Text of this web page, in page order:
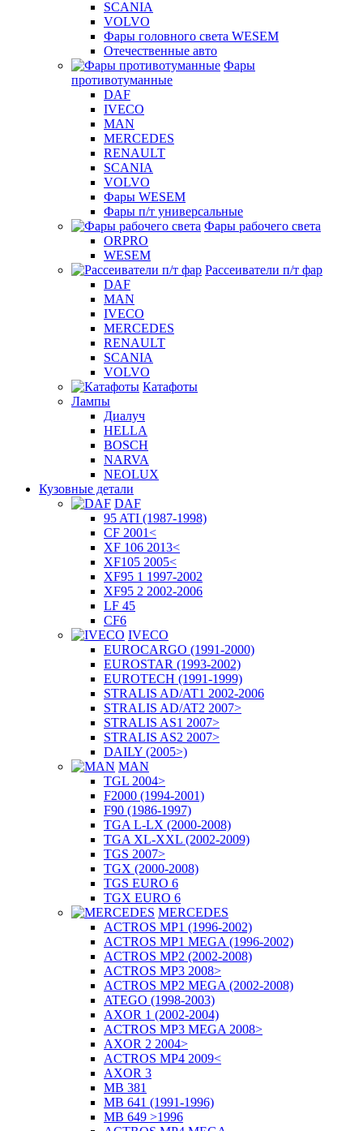
SCANIA
VOLVO
Фары головного света WESEM
Отечественные авто
Фары
противотуманные
DAF
IVECO
MAN
MERCEDES
RENAULT
SCANIA
VOLVO
Фары WESEM
Фары п/т универсальные
Фары рабочего света
ORPRO
WESEM
Рассеиватели п/т фар
DAF
MAN
IVECO
MERCEDES
RENAULT
SCANIA
VOLVO
Катафоты
Лампы
Диалуч
HELLA
BOSCH
NARVA
NEOLUX
Кузовные детали
DAF
95 ATI (1987-1998)
CF 2001<
XF 106 2013<
XF105 2005<
XF95 1 1997-2002
XF95 2 2002-2006
LF 45
CF6
IVECO
EUROCARGO (1991-2000)
EUROSTAR (1993-2002)
EUROTECH (1991-1999)
STRALIS AD/AT1 2002-2006
STRALIS AD/AT2 2007>
STRALIS AS1 2007>
STRALIS AS2 2007>
DAILY (2005>)
MAN
TGL 2004>
F2000 (1994-2001)
F90 (1986-1997)
TGA L-LX (2000-2008)
TGA XL-XXL (2002-2009)
TGS 2007>
TGX (2000-2008)
TGS EURO 6
TGX EURO 6
MERCEDES
ACTROS MP1 (1996-2002)
ACTROS MP1 MEGA (1996-2002)
ACTROS MP2 (2002-2008)
ACTROS MP3 2008>
ACTROS MP2 MEGA (2002-2008)
ATEGO (1998-2003)
AXOR 1 (2002-2004)
ACTROS MP3 MEGA 2008>
AXOR 2 2004>
ACTROS MP4 2009<
AXOR 3
MB 381
MB 641 (1991-1996)
MB 649 >1996